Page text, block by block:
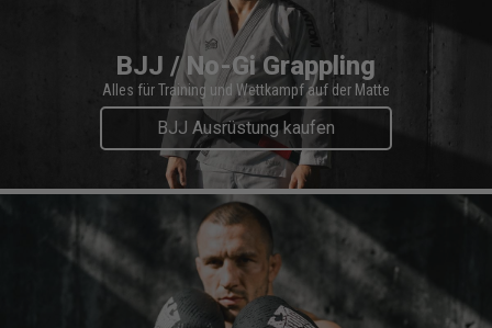
BJJ / No-Gi Grappling
Alles für Training und Wettkampf auf der Matte
BJJ Ausrüstung kaufen